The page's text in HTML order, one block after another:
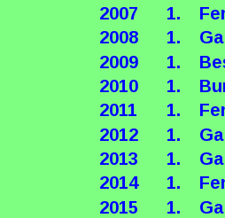
2007
1.
2008
1.
2009
1.
2010
1.
2011
1.
2012
1.
2013
1.
2014
1.
2015
1.